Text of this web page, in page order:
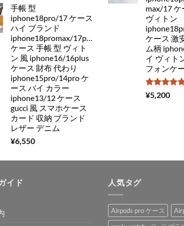
手帳 型
iphone18pro/17 ケース
ハイ ブランド
iphone18promax/17pro/16pro
ケース 手帳 型 ヴィト
ン 風 iphone16/16plus
ケース 財布 代わり
iphone15pro/14pro ケ
ース バイ カラー
iphone13/12 ケース
gucci 風 スマホケース
カード 収納 ブランド
レザー デニム
¥6,550
max/17 ケ
ヴィトン
ケース 激
ム柄
イ ヴィト
フォンケ
5段階中
5.00
¥5,200
イド 人気タグ
Airpods pro ケース